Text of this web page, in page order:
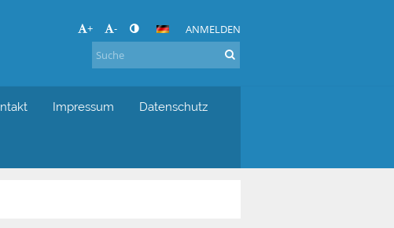
+ - ANMELDEN
Impressum Datenschutz